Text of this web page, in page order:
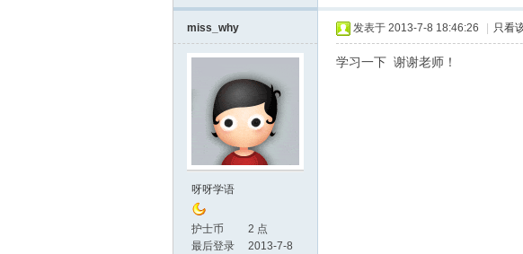
miss_why
呀呀学语
护士币
2 点
最后登录
2013-7-8
发表于 2013-7-8 18:46:26 只看
学习一下 谢谢老师！